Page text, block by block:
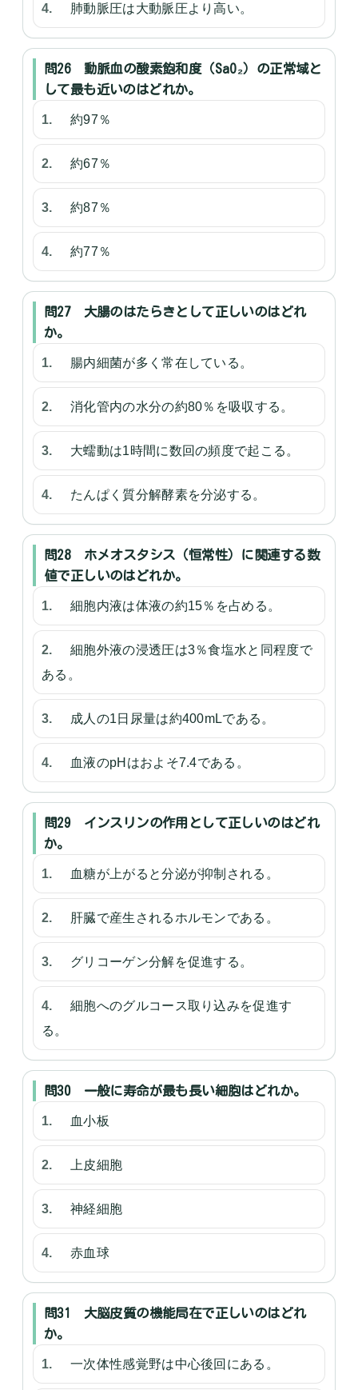
肺動脈圧は大動脈圧より高い。
問26 動脈血の酸素飽和度（SaO₂）の正常域と
して最も近いのはどれか。
約97％
約67％
約87％
約77％
問27 大腸のはたらきとして正しいのはどれ
か。
腸内細菌が多く常在している。
消化管内の水分の約80％を吸収する。
大蠕動は1時間に数回の頻度で起こる。
たんぱく質分解酵素を分泌する。
問28 ホメオスタシス（恒常性）に関連する数
値で正しいのはどれか。
細胞内液は体液の約15％を占める。
細胞外液の浸透圧は3％食塩水と同程度で
ある。
成人の1日尿量は約400mLである。
血液のpHはおよそ7.4である。
問29 インスリンの作用として正しいのはどれ
か。
血糖が上がると分泌が抑制される。
肝臓で産生されるホルモンである。
グリコーゲン分解を促進する。
細胞へのグルコース取り込みを促進す
る。
問30 一般に寿命が最も長い細胞はどれか。
血小板
上皮細胞
神経細胞
赤血球
問31 大脳皮質の機能局在で正しいのはどれ
か。
一次体性感覚野は中心後回にある。